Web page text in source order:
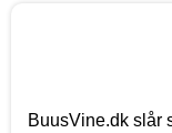
BuusVine.dk slår